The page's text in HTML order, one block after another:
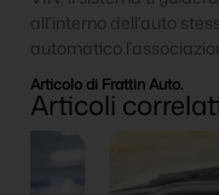
all’interno dell’auto
automatico
Articolo di Frattin Auto.
Articoli